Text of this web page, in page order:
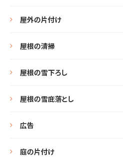
屋外の片付け
屋根の清掃
屋根の雪下ろし
屋根の雪庇落とし
広告
庭の片付け